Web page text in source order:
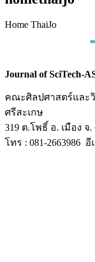
Home ThaiJo
Journal of SciTech-
คณะศิลปศาสตร์และ
ศรีสะเกษ
319 ต.โพธิ์ อ. เมือง จ.
โทร : 081-2663986 อี